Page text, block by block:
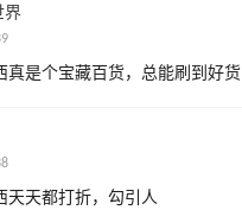
界
真是个宝藏百货，总能刷到好货
天天都打折，勾引人